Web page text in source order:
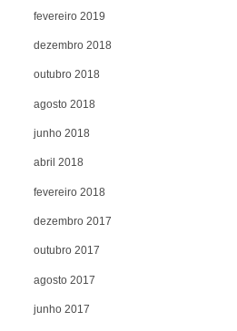
fevereiro 2019
dezembro 2018
outubro 2018
agosto 2018
junho 2018
abril 2018
fevereiro 2018
dezembro 2017
outubro 2017
agosto 2017
junho 2017